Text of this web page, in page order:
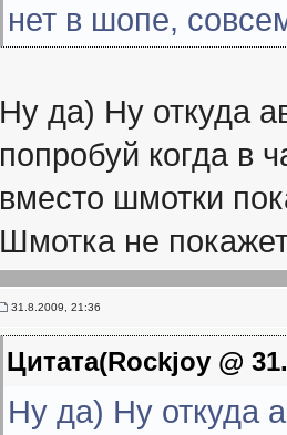
нет в шопе,
Ну да) Ну откуда
попробуй когда в
вместо шмотки
Шмотка не
31.8.2009, 21:36
Цитата(Rockjoy @
Ну да) Ну откуда